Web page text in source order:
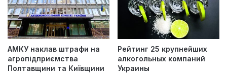
АМКУ наклав штрафи на
агропідприємства
Полтавщини та Київщини
Рейтинг 25 крупнейших
алкогольных компаний
Украины